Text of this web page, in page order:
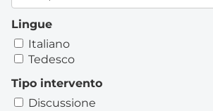
Lingue
Italiano
Tedesco
Tipo intervento
Discussione